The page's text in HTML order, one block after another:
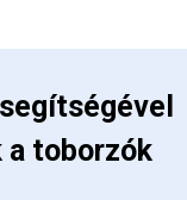
toborzók